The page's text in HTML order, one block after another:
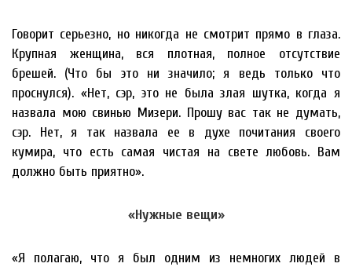
Говорит серьезно, но никогда не смотрит прямо в глаза.
Крупная женщина, вся плотная, полное отсутствие
брешей. (Что бы это ни значило; я ведь только что
проснулся). «Нет, сэр, это не была злая шутка, когда я
назвала мою свинью Мизери. Прошу вас так не думать,
сэр. Нет, я так назвала ее в духе почитания своего
кумира, что есть самая чистая на свете любовь. Вам
должно быть приятно».
«Нужные вещи»
«Я полагаю, что я был одним из немногих людей в